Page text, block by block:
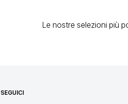
Le nostre selezioni più
SEGUICI